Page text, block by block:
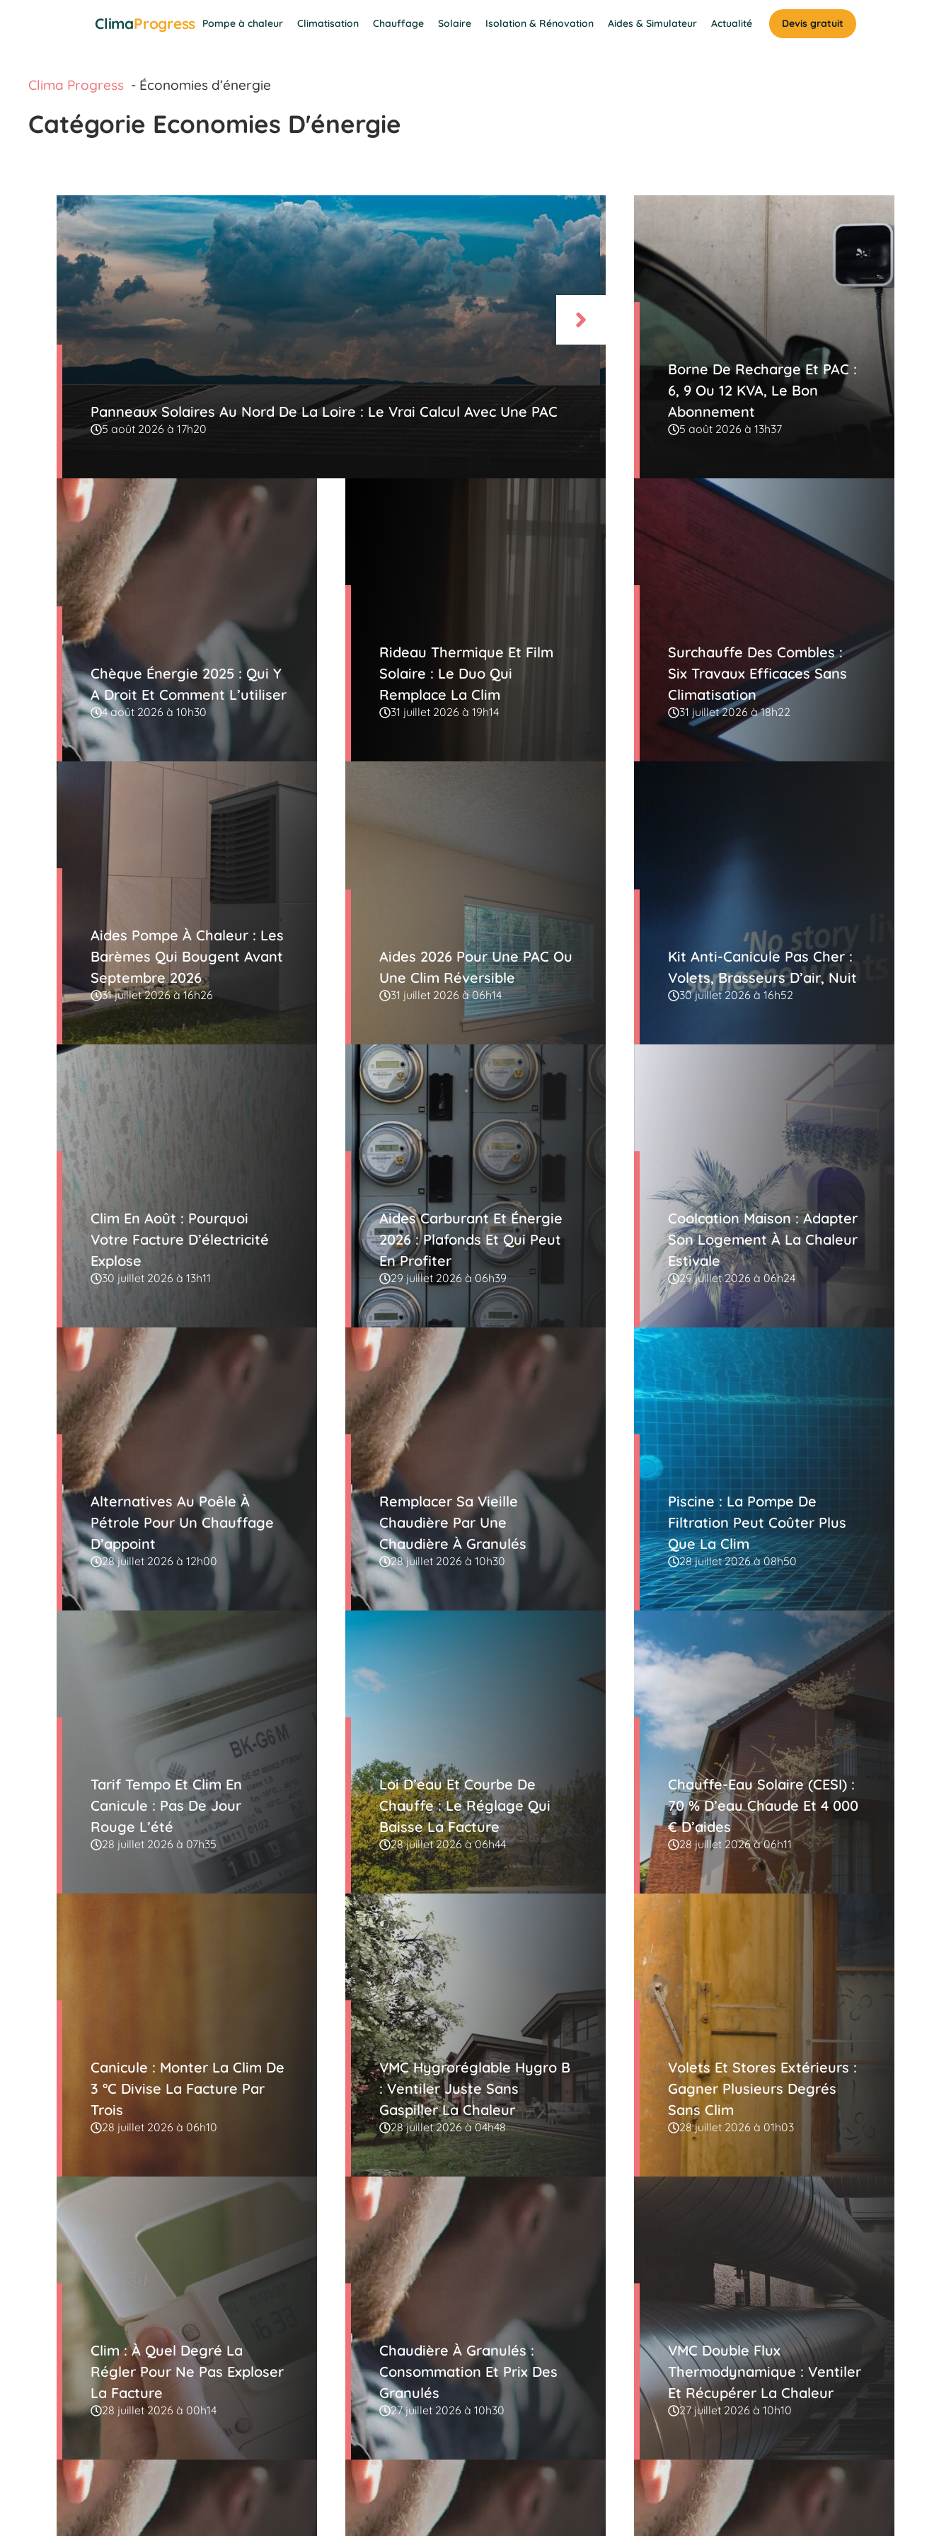
ClimaProgress Pompe à chaleur Climatisation Chauffage Solaire Isolation & Rénovation Aides & Simulateur Actualité Devis gratuit
Clima Progress Économies d’énergie
Catégorie Economies D'énergie
Panneaux Solaires Au Nord De La Loire : Le Vrai Calcul Avec Une PAC
5 août 2026 à 17h20
Borne De Recharge Et PAC :
6, 9 Ou 12 KVA, Le Bon
Abonnement
5 août 2026 à 13h37
Chèque Énergie 2025 : Qui Y
A Droit Et Comment L’utiliser
4 août 2026 à 10h30
Rideau Thermique Et Film
Solaire : Le Duo Qui
Remplace La Clim
31 juillet 2026 à 19h14
Surchauffe Des Combles :
Six Travaux Efficaces Sans
Climatisation
31 juillet 2026 à 18h22
Aides Pompe À Chaleur : Les
Barèmes Qui Bougent Avant
Septembre 2026
31 juillet 2026 à 16h26
Aides 2026 Pour Une PAC Ou
Une Clim Réversible
31 juillet 2026 à 06h14
Kit Anti-Canicule Pas Cher :
Volets, Brasseurs D’air, Nuit
30 juillet 2026 à 16h52
Clim En Août : Pourquoi
Votre Facture D’électricité
Explose
30 juillet 2026 à 13h11
Aides Carburant Et Énergie
2026 : Plafonds Et Qui Peut
En Profiter
29 juillet 2026 à 06h39
Coolcation Maison : Adapter
Son Logement À La Chaleur
Estivale
29 juillet 2026 à 06h24
Alternatives Au Poêle À
Pétrole Pour Un Chauffage
D’appoint
28 juillet 2026 à 12h00
Remplacer Sa Vieille
Chaudière Par Une
Chaudière À Granulés
28 juillet 2026 à 10h30
Piscine : La Pompe De
Filtration Peut Coûter Plus
Que La Clim
28 juillet 2026 à 08h50
Tarif Tempo Et Clim En
Canicule : Pas De Jour
Rouge L’été
28 juillet 2026 à 07h35
Loi D’eau Et Courbe De
Chauffe : Le Réglage Qui
Baisse La Facture
28 juillet 2026 à 06h44
Chauffe-Eau Solaire (CESI) :
70 % D’eau Chaude Et 4 000
€ D’aides
28 juillet 2026 à 06h11
Canicule : Monter La Clim De
3 °C Divise La Facture Par
Trois
28 juillet 2026 à 06h10
VMC Hygroréglable Hygro B
: Ventiler Juste Sans
Gaspiller La Chaleur
28 juillet 2026 à 04h48
Volets Et Stores Extérieurs :
Gagner Plusieurs Degrés
Sans Clim
28 juillet 2026 à 01h03
Clim : À Quel Degré La
Régler Pour Ne Pas Exploser
La Facture
28 juillet 2026 à 00h14
Chaudière À Granulés :
Consommation Et Prix Des
Granulés
27 juillet 2026 à 10h30
VMC Double Flux
Thermodynamique : Ventiler
Et Récupérer La Chaleur
27 juillet 2026 à 10h10